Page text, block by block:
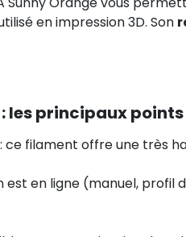
en impression 3D. Son
: les principaux
: ce filament offre une très
en ligne (manuel, profil